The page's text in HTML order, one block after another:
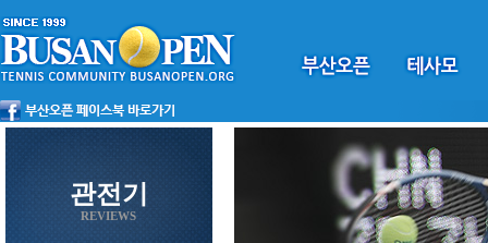
관전기
REVIEWS